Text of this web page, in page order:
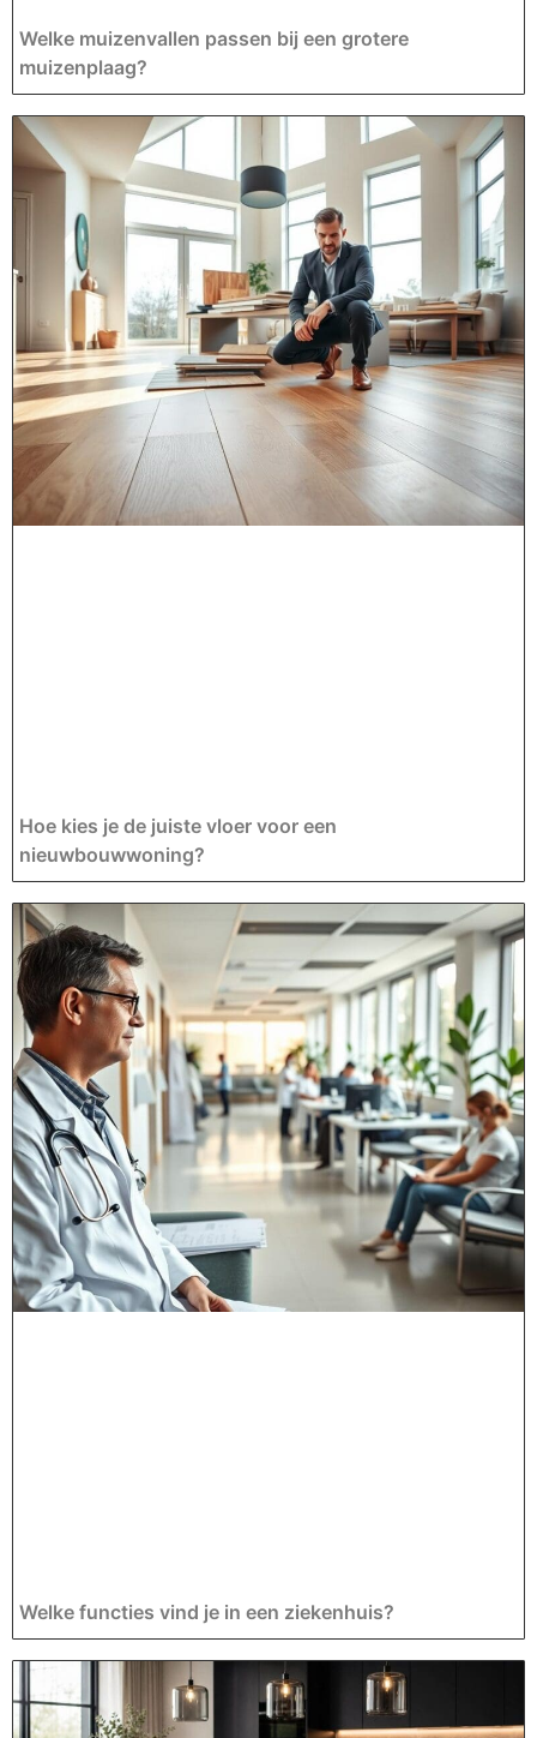
Welke muizenvallen passen bij een grotere
muizenplaag?
Hoe kies je de juiste vloer voor een
nieuwbouwwoning?
Welke functies vind je in een ziekenhuis?